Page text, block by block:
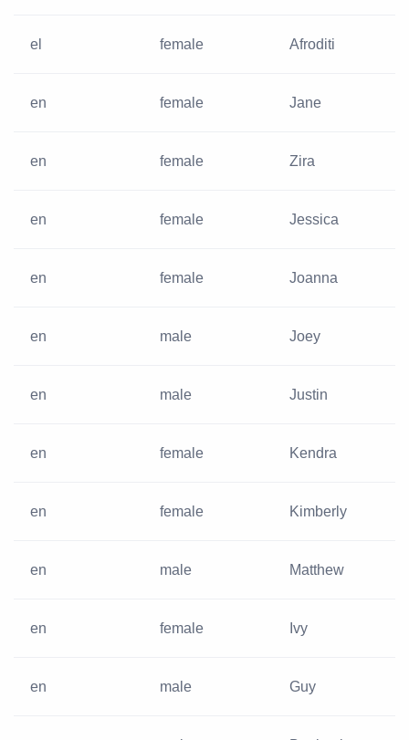
el female Afroditi
en female Jane
en female Zira
en female Jessica
en female Joanna
en male Joey
en male Justin
en female Kendra
en female Kimberly
en male Matthew
en female Ivy
en male Guy